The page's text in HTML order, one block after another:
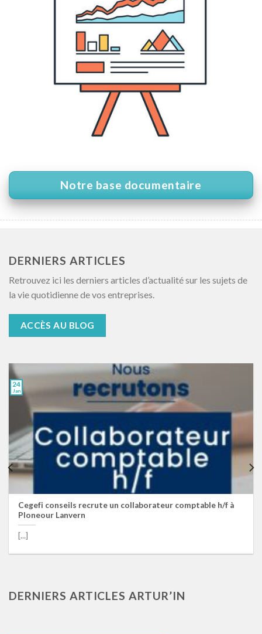
Notre base documentaire
DERNIERS ARTICLES
Retrouvez ici les derniers articles d’actualité sur les sujets de
la vie quotidienne de vos entreprises.
ACCÈS AU BLOG
Cegefi conseils recrute un collaborateur comptable h/f à
Ploneour Lanvern
[...]
24
Jan
DERNIERS ARTICLES ARTUR’IN